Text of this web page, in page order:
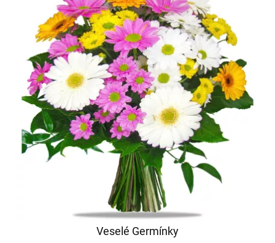
Veselé Germínky